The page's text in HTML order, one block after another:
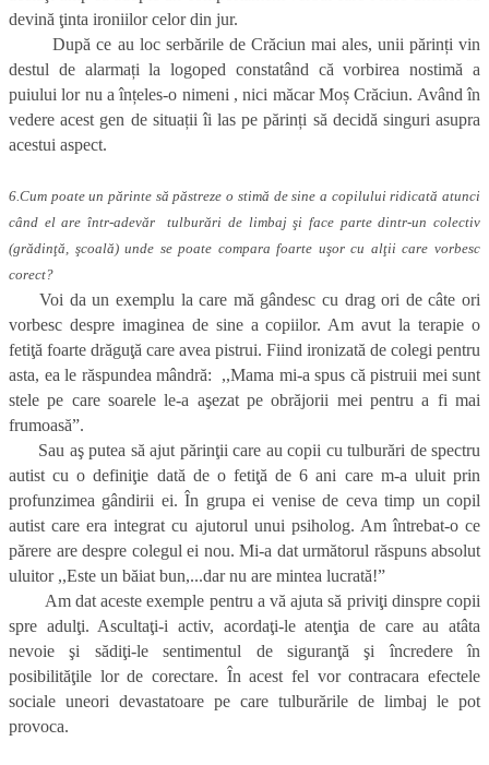
devină ţinta ironiilor celor din jur.
După ce au loc serbările de Crăciun mai ales, unii părinți vin
destul de alarmați la logoped constatând că vorbirea nostimă a
puiului lor nu a înțeles-o nimeni , nici măcar Moș Crăciun. Având în
vedere acest gen de situații îi las pe părinți să decidă singuri asupra
acestui aspect.
6.Cum poate un părinte să păstreze o stimă de sine a copilului ridicată atunci
când el are într-adevăr tulburări de limbaj şi face parte dintr-un colectiv
(grădinţă, şcoală) unde se poate compara foarte uşor cu alţii care vorbesc
corect?
Voi da un exemplu la care mă gândesc cu drag ori de câte ori
vorbesc despre imaginea de sine a copiilor. Am avut la terapie o
fetiţă foarte drăguţă care avea pistrui. Fiind ironizată de colegi pentru
asta, ea le răspundea mândră: ,,Mama mi-a spus că pistruii mei sunt
stele pe care soarele le-a aşezat pe obrăjorii mei pentru a fi mai
frumoasă”.
Sau aş putea să ajut părinţii care au copii cu tulburări de spectru
autist cu o definiţie dată de o fetiţă de 6 ani care m-a uluit prin
profunzimea gândirii ei. În grupa ei venise de ceva timp un copil
autist care era integrat cu ajutorul unui psiholog. Am întrebat-o ce
părere are despre colegul ei nou. Mi-a dat următorul răspuns absolut
uluitor ,,Este un băiat bun,...dar nu are mintea lucrată!”
Am dat aceste exemple pentru a vă ajuta să priviţi dinspre copii
spre adulţi. Ascultaţi-i activ, acordaţi-le atenţia de care au atâta
nevoie şi sădiţi-le sentimentul de siguranţă şi încredere în
posibilităţile lor de corectare. În acest fel vor contracara efectele
sociale uneori devastatoare pe care tulburările de limbaj le pot
provoca.